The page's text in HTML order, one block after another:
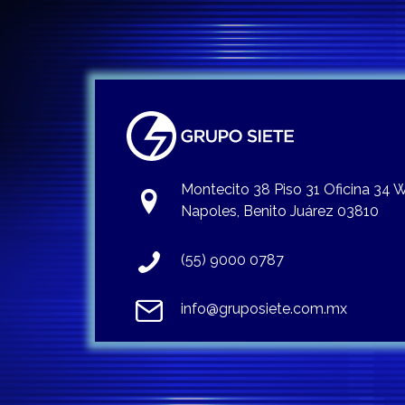
Montecito 38 Piso 31 Oficina 34
Napoles, Benito Juárez 03810
(55) 9000 0787
info@gruposiete.com.mx